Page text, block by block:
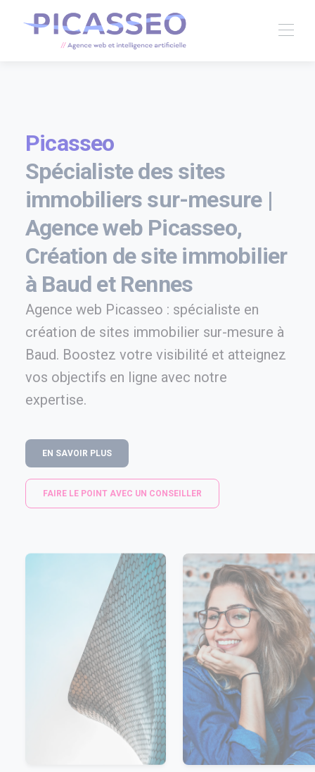
Picasseo
Spécialiste des sites
immobiliers sur-mesure |
Agence web Picasseo,
Création de site immobilier
à Baud et Rennes
Agence web Picasseo : spécialiste en
création de sites immobilier sur-mesure à
Baud. Boostez votre visibilité et atteignez
vos objectifs en ligne avec notre
expertise.
EN SAVOIR PLUS
FAIRE LE POINT AVEC UN CONSEILLER